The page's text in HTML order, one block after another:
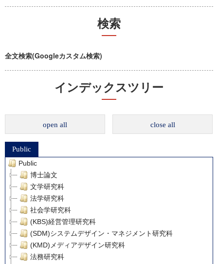
検索
全文検索(Googleカスタム検索)
インデックスツリー
open all close all
Public
Public
博士論文
文学研究科
法学研究科
社会学研究科
(KBS)経営管理研究科
(SDM)システムデザイン・マネジメント研究科
(KMD)メディアデザイン研究科
法務研究科